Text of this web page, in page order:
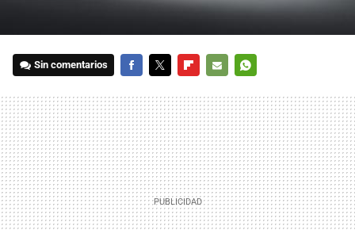
Sin comentarios
MAIL